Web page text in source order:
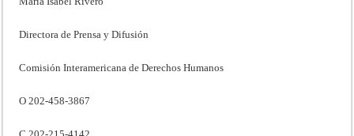
Directora de Prensa y Difusión
Comisión Interamericana de Derechos Humanos
O 202-458-3867